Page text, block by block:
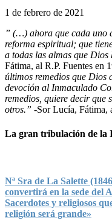
1 de febrero de 2021
” (…) ahora que cada uno
reforma espiritual; que
a todas las almas que Dios
Fátima, al R.P. Fuentes en
últimos remedios que Dios
devoción al Inmaculado
remedios, quiere decir que
otros.” -Sor Lucía, Fátima,
La gran tribulación de la
Nª Sra de La Salette
convertirá en la sede del
Sacerdotes y religiosos
religión será grande»